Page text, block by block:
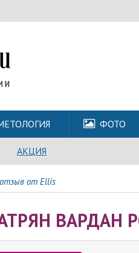
ФОТО
АКЦИЯ
от Ellis
ВАРДАН